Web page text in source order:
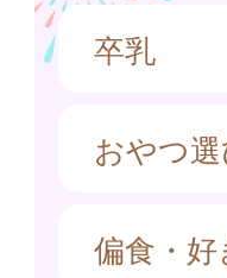
卒乳
おやつ
偏食・